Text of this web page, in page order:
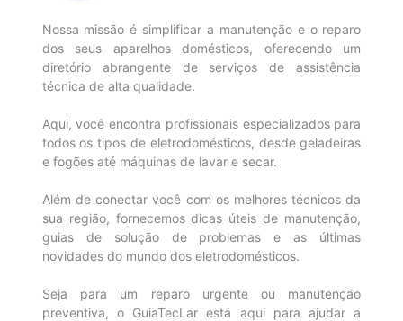
Nossa missão é simplificar a manutenção e o reparo
dos seus aparelhos domésticos, oferecendo um
diretório abrangente de serviços de assistência
técnica de alta qualidade.
Aqui, você encontra profissionais especializados para
todos os tipos de eletrodomésticos, desde geladeiras
e fogões até máquinas de lavar e secar.
Além de conectar você com os melhores técnicos da
sua região, fornecemos dicas úteis de manutenção,
guias de solução de problemas e as últimas
novidades do mundo dos eletrodomésticos.
Seja para um reparo urgente ou manutenção
preventiva, o GuiaTecLar está aqui para ajudar a